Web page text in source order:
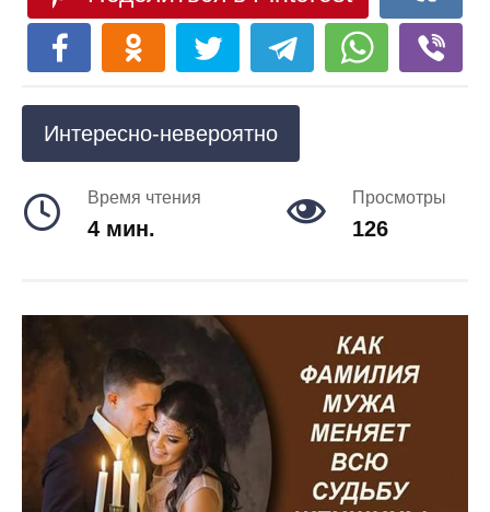
Интересно-невероятно
Время чтения
4 мин.
Просмотры
126